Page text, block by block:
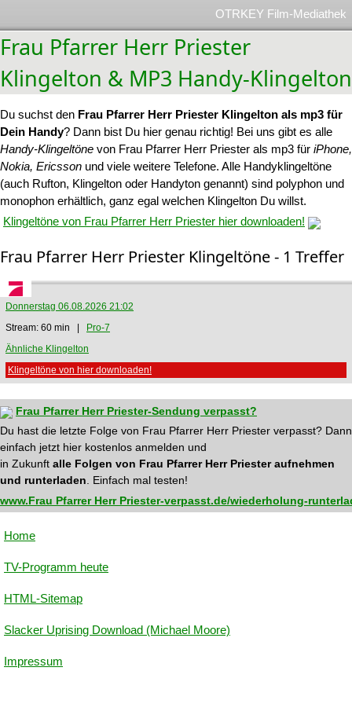
OTRKEY Film-Mediathek
Frau Pfarrer Herr Priester
Klingelton & MP3 Handy-Klingelton
Du suchst den Frau Pfarrer Herr Priester Klingelton als mp3 für
Dein Handy? Dann bist Du hier genau richtig! Bei uns gibt es alle
Handy-Klingeltöne von Frau Pfarrer Herr Priester als mp3 für iPhone,
Nokia, Ericsson und viele weitere Telefone. Alle Handyklingeltöne
(auch Rufton, Klingelton oder Handyton genannt) sind polyphon und
monophon erhältlich, ganz egal welchen Klingelton Du willst.
Klingeltöne von Frau Pfarrer Herr Priester hier downloaden!
Frau Pfarrer Herr Priester Klingeltöne - 1 Treffer
Donnerstag 06.08.2026 21:02
Stream: 60 min |
Pro-7
Ähnliche Klingelton
Klingeltöne von hier downloaden!
Frau Pfarrer Herr Priester-Sendung verpasst?
Du hast die letzte Folge von Frau Pfarrer Herr Priester verpasst? Dann
einfach jetzt hier kostenlos anmelden und
in Zukunft alle Folgen von Frau Pfarrer Herr Priester aufnehmen
und runterladen . Einfach mal testen!
www.Frau Pfarrer Herr Priester-verpasst.de/wiederholung-
Home
TV-Programm heute
HTML-Sitemap
Slacker Uprising Download (Michael Moore)
Impressum